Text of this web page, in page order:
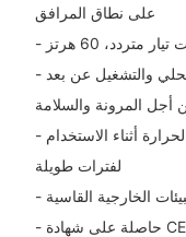
على نطاق المرافق
- وضعي التحكم المزدوج: التشغيل اليدوي المحلي والتشغيل عن بعد
أجل المرونة والسلامة
- نظام تبريد هواء فعال لمنع ارتفاع درجة الحرارة أثناء الاستخدام
لفترات طويلة
الخارجية القاسية